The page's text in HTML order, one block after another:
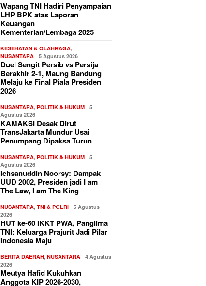
Wapang TNI Hadiri Penyampaian
LHP BPK atas Laporan
Keuangan
Kementerian/Lembaga 2025
KESEHATAN & OLAHRAGA,
NUSANTARA
5 Agustus 2026
Duel Sengit Persib vs Persija
Berakhir 2-1, Maung Bandung
Melaju ke Final Piala Presiden
2026
NUSANTARA,POLITIK & HUKUM
5
Agustus 2026
KAMAKSI Desak Dirut
TransJakarta Mundur Usai
Penumpang Dipaksa Turun
NUSANTARA,POLITIK & HUKUM
5
Agustus 2026
Ichsanuddin Noorsy: Dampak
UUD 2002, Presiden jadi I am
The Law, I am The King
NUSANTARA,TNI & POLRI
5 Agustus
2026
HUT ke-60 IKKT PWA, Panglima
TNI: Keluarga Prajurit Jadi Pilar
Indonesia Maju
BERITA DAERAH,NUSANTARA
4 Agustus
2026
Meutya Hafid Kukuhkan
Anggota KIP 2026-2030,